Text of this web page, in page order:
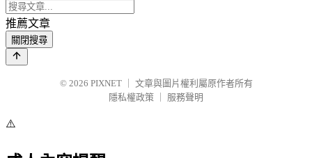
推薦文章
關閉搜尋
© 2026 PIXNET
文章與圖片權利屬原作者所有
隱私權政策
服務聲明
⚠️